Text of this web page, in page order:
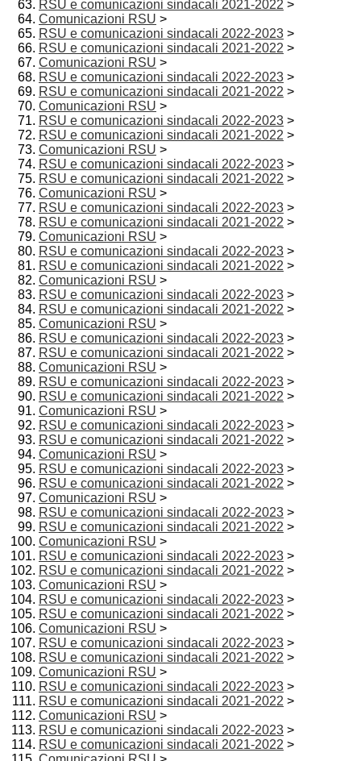
RSU e comunicazioni sindacali 2021-2022 >
Comunicazioni RSU >
RSU e comunicazioni sindacali 2022-2023 >
RSU e comunicazioni sindacali 2021-2022 >
Comunicazioni RSU >
RSU e comunicazioni sindacali 2022-2023 >
RSU e comunicazioni sindacali 2021-2022 >
Comunicazioni RSU >
RSU e comunicazioni sindacali 2022-2023 >
RSU e comunicazioni sindacali 2021-2022 >
Comunicazioni RSU >
RSU e comunicazioni sindacali 2022-2023 >
RSU e comunicazioni sindacali 2021-2022 >
Comunicazioni RSU >
RSU e comunicazioni sindacali 2022-2023 >
RSU e comunicazioni sindacali 2021-2022 >
Comunicazioni RSU >
RSU e comunicazioni sindacali 2022-2023 >
RSU e comunicazioni sindacali 2021-2022 >
Comunicazioni RSU >
RSU e comunicazioni sindacali 2022-2023 >
RSU e comunicazioni sindacali 2021-2022 >
Comunicazioni RSU >
RSU e comunicazioni sindacali 2022-2023 >
RSU e comunicazioni sindacali 2021-2022 >
Comunicazioni RSU >
RSU e comunicazioni sindacali 2022-2023 >
RSU e comunicazioni sindacali 2021-2022 >
Comunicazioni RSU >
RSU e comunicazioni sindacali 2022-2023 >
RSU e comunicazioni sindacali 2021-2022 >
Comunicazioni RSU >
RSU e comunicazioni sindacali 2022-2023 >
RSU e comunicazioni sindacali 2021-2022 >
Comunicazioni RSU >
RSU e comunicazioni sindacali 2022-2023 >
RSU e comunicazioni sindacali 2021-2022 >
Comunicazioni RSU >
RSU e comunicazioni sindacali 2022-2023 >
RSU e comunicazioni sindacali 2021-2022 >
Comunicazioni RSU >
RSU e comunicazioni sindacali 2022-2023 >
RSU e comunicazioni sindacali 2021-2022 >
Comunicazioni RSU >
RSU e comunicazioni sindacali 2022-2023 >
RSU e comunicazioni sindacali 2021-2022 >
Comunicazioni RSU >
RSU e comunicazioni sindacali 2022-2023 >
RSU e comunicazioni sindacali 2021-2022 >
Comunicazioni RSU >
RSU e comunicazioni sindacali 2022-2023 >
RSU e comunicazioni sindacali 2021-2022 >